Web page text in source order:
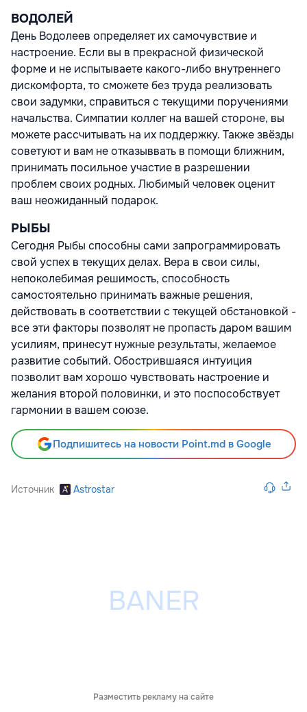
ВОДОЛЕЙ
День Водолеев определяет их самочувствие и
настроение. Если вы в прекрасной физической
форме и не испытываете какого-либо внутреннего
дискомфорта, то сможете без труда реализовать
свои задумки, справиться с текущими поручениями
начальства. Симпатии коллег на вашей стороне, вы
можете рассчитывать на их поддержку. Также звёзды
советуют и вам не отказыввать в помощи ближним,
принимать посильное участие в разрешении
проблем своих родных. Любимый человек оценит
ваш неожиданный подарок.
РЫБЫ
Сегодня Рыбы способны сами запрограммировать
свой успех в текущих делах. Вера в свои силы,
непоколебимая решимость, способность
самостоятельно принимать важные решения,
действовать в соответствии с текущей обстановкой -
все эти факторы позволят не пропасть даром вашим
усилиям, принесут нужные результаты, желаемое
развитие событий. Обострившаяся интуиция
позволит вам хорошо чувствовать настроение и
желания второй половинки, и это поспособствует
гармонии в вашем союзе.
Подпишитесь на новости Point.md в Google
Источник Astrostar
Разместить рекламу на сайте